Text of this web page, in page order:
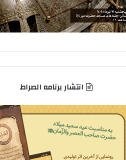
انتشار برنامه الصراط